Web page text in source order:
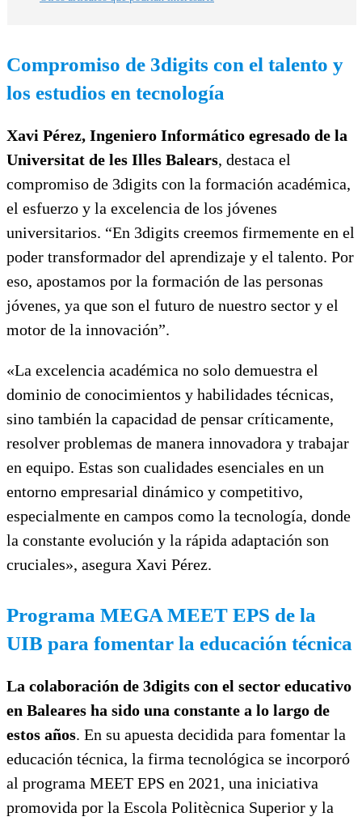
Compromiso de 3digits con el talento y
los estudios en tecnología
Xavi Pérez, Ingeniero Informático egresado de la
Universitat de les Illes Balears, destaca el
compromiso de 3digits con la formación académica,
el esfuerzo y la excelencia de los jóvenes
universitarios. “En 3digits creemos firmemente en el
poder transformador del aprendizaje y el talento. Por
eso, apostamos por la formación de las personas
jóvenes, ya que son el futuro de nuestro sector y el
motor de la innovación”.
«La excelencia académica no solo demuestra el
dominio de conocimientos y habilidades técnicas,
sino también la capacidad de pensar críticamente,
resolver problemas de manera innovadora y trabajar
en equipo. Estas son cualidades esenciales en un
entorno empresarial dinámico y competitivo,
especialmente en campos como la tecnología, donde
la constante evolución y la rápida adaptación son
cruciales», asegura Xavi Pérez.
Programa MEGA MEET EPS de la
UIB para fomentar la educación técnica
La colaboración de 3digits con el sector educativo
en Baleares ha sido una constante a lo largo de
estos años. En su apuesta decidida para fomentar la
educación técnica, la firma tecnológica se incorporó
al programa MEET EPS en 2021, una iniciativa
promovida por la Escola Politècnica Superior y la